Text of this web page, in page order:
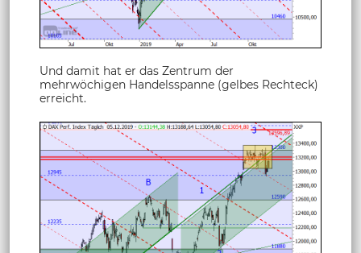
Und damit hat er das Zentrum der
mehrwöchigen Handelsspanne (gelbes Rechteck)
erreicht.